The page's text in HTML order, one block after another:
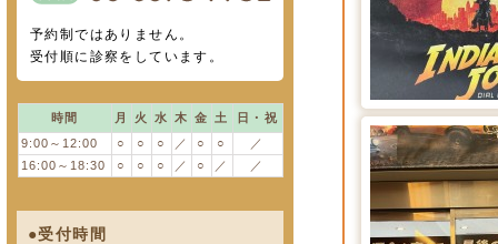
予約制ではありません。
受付順に診察をしています。
時間 月 火 水 木 金 土
日・祝
9:00～12:00
○ ○ ○ ／ ○ ○
／
16:00～18:30
○ ○ ○ ／ ○ ／ ／
●受付時間